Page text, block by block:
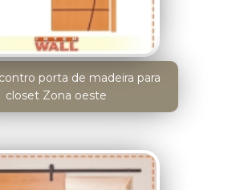
porta de madeira para
closet Zona oeste